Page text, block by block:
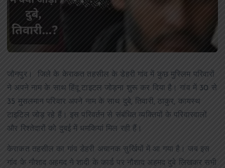
जौनपुर। जिले के केराकत तहसील के डेहरी गांव में कुछ मुस्लिम परिवारों
ने अपने नाम के साथ हिंदू टाइटल जोड़ना शुरू कर दिया है। गांव में 30 से
35 मुसलमान परिवार अपने नाम के साथ दुबे, तिवारी, ठाकुर, कायस्थ
टाइटिल जोड़ रहे हैं। इस परिवर्तन से संबंधित व्यक्तियों के परिवारवालों
और रिश्तेदारों को दुबई में धमकियां मिल रही हैं।
केराकत तहसील का गांव डेहरी अचानक सुर्खियों में आ गया है। जब इस
गांव के नौशाद अहमद ने शादी के कार्ड पर नौशाद अहमद दुबे लिखकर सभी